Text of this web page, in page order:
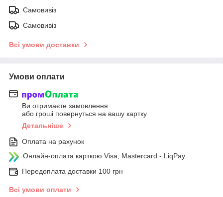
Самовивіз
Самовивіз
Всі умови доставки
Умови оплати
Ви отримаєте замовлення
або гроші повернуться на вашу картку
Детальніше
Оплата на рахунок
Онлайн-оплата карткою Visa, Mastercard - LiqPay
Передоплата доставки 100 грн
Всі умови оплати